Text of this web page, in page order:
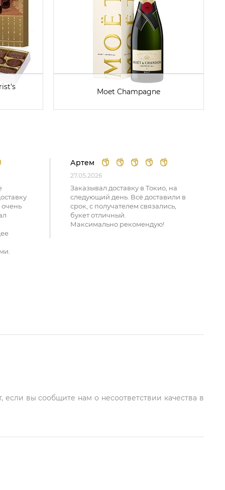
Moet Champagne
Артем
27.05.2026
Заказывал доставку в Токио, на
следующий день. Всё доставили в
срок, с получателем связались,
букет отличный.
Максимально рекомендую!
вы сообщите нам о несоответствии качества в